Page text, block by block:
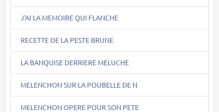
J'AI LA MEMOIRE QUI FLANCHE
RECETTE DE LA PESTE BRUNE
LA BANQUISE DERRIERE MELUCHE
MELENCHON SUR LA POUBELLE DE N
MELENCHON OPERE POUR SON PETE